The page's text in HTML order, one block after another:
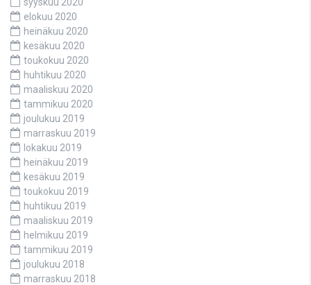
elokuu 2020
heinäkuu 2020
kesäkuu 2020
toukokuu 2020
huhtikuu 2020
maaliskuu 2020
tammikuu 2020
joulukuu 2019
marraskuu 2019
lokakuu 2019
heinäkuu 2019
kesäkuu 2019
toukokuu 2019
huhtikuu 2019
maaliskuu 2019
helmikuu 2019
tammikuu 2019
joulukuu 2018
marraskuu 2018